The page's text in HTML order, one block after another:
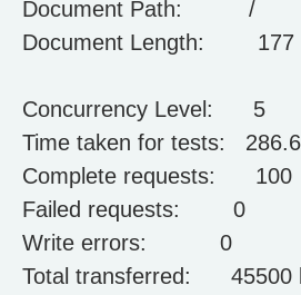
Document Path: /
Document Length: 177
Concurrency Level: 5
Time taken for tests:
Complete requests: 100
Failed requests: 0
Write errors: 0
Total transferred: 45500